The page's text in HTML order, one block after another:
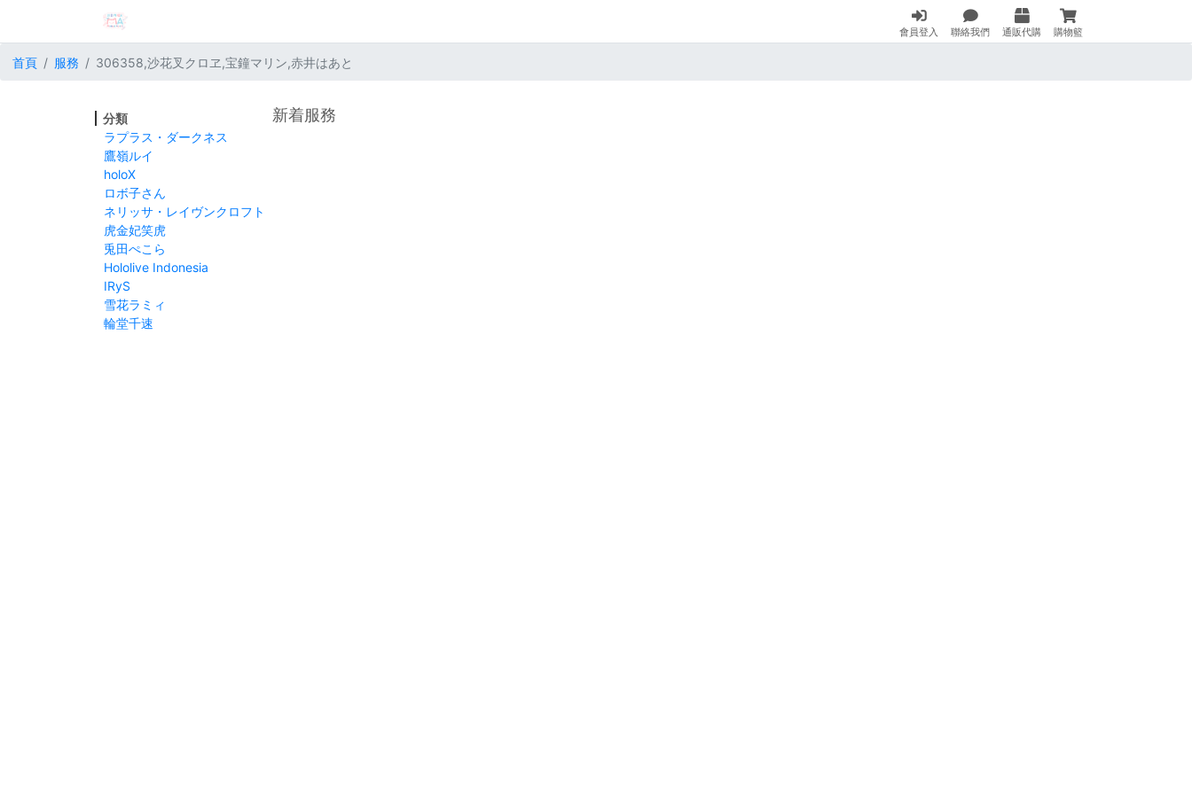
會員登入 聯絡我們 通販代購 購物籃
首頁 服務 306358,沙花叉クロヱ,宝鐘マリン,赤井はあと
分類
ラプラス・ダークネス
鷹嶺ルイ
holoX
ロボ子さん
ネリッサ・レイヴンクロフト
虎金妃笑虎
兎田ぺこら
Hololive Indonesia
IRyS
雪花ラミィ
輪堂千速
新着服務